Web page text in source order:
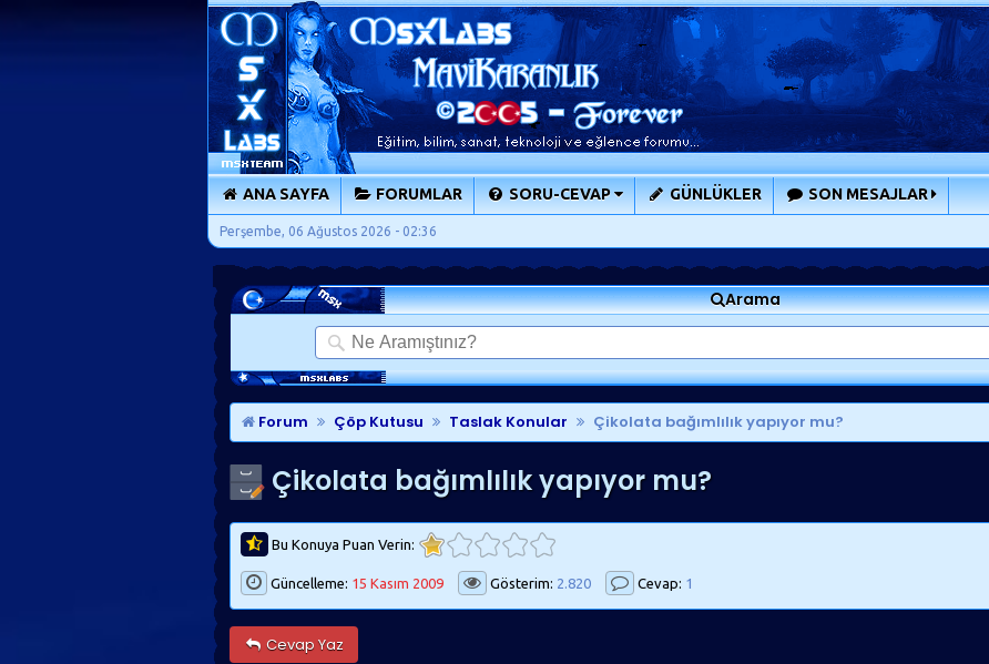
ANA SAYFA FORUMLAR SORU-CEVAP GÜNLÜKLER SON MESAJLAR
Perşembe, 06 Ağustos 2026 - 02:36
Arama
Forum Çöp Kutusu Taslak Konular Çikolata bağımlılık yapıyor mu?
Çikolata bağımlılık yapıyor mu?
Bu Konuya Puan Verin:
Güncelleme: 15 Kasım 2009 Gösterim: 2.820 Cevap: 1
Cevap Yaz